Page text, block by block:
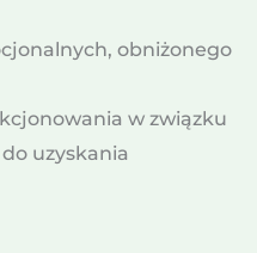
obniżonego
w związku
uzyskania